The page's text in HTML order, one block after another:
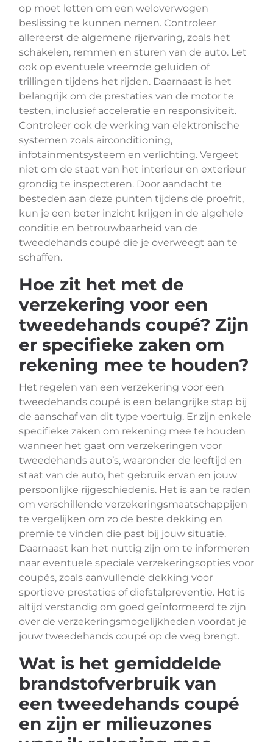
op moet letten om een weloverwogen
beslissing te kunnen nemen. Controleer
allereerst de algemene rijervaring, zoals het
schakelen, remmen en sturen van de auto. Let
ook op eventuele vreemde geluiden of
trillingen tijdens het rijden. Daarnaast is het
belangrijk om de prestaties van de motor te
testen, inclusief acceleratie en responsiviteit.
Controleer ook de werking van elektronische
systemen zoals airconditioning,
infotainmentsysteem en verlichting. Vergeet
niet om de staat van het interieur en exterieur
grondig te inspecteren. Door aandacht te
besteden aan deze punten tijdens de proefrit,
kun je een beter inzicht krijgen in de algehele
conditie en betrouwbaarheid van de
tweedehands coupé die je overweegt aan te
schaffen.
Hoe zit het met de
verzekering voor een
tweedehands coupé? Zijn
er specifieke zaken om
rekening mee te houden?
Het regelen van een verzekering voor een
tweedehands coupé is een belangrijke stap bij
de aanschaf van dit type voertuig. Er zijn enkele
specifieke zaken om rekening mee te houden
wanneer het gaat om verzekeringen voor
tweedehands auto’s, waaronder de leeftijd en
staat van de auto, het gebruik ervan en jouw
persoonlijke rijgeschiedenis. Het is aan te raden
om verschillende verzekeringsmaatschappijen
te vergelijken om zo de beste dekking en
premie te vinden die past bij jouw situatie.
Daarnaast kan het nuttig zijn om te informeren
naar eventuele speciale verzekeringsopties voor
coupés, zoals aanvullende dekking voor
sportieve prestaties of diefstalpreventie. Het is
altijd verstandig om goed geïnformeerd te zijn
over de verzekeringsmogelijkheden voordat je
jouw tweedehands coupé op de weg brengt.
Wat is het gemiddelde
brandstofverbruik van
een tweedehands coupé
en zijn er milieuzones